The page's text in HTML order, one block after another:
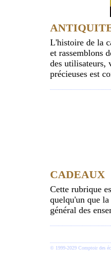
L'histoire de la
et rassemblons
des utilisateurs,
précieuses est
CADEAUX
Cette rubrique
quelqu'un que
général des
© 1999-2029 Comptoir des